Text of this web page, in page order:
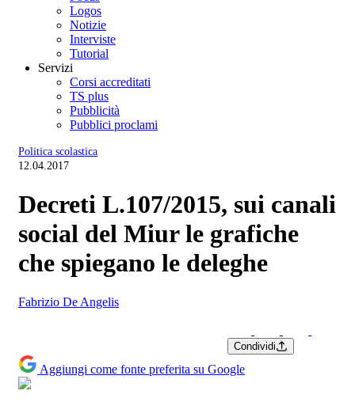
Logos
Notizie
Interviste
Tutorial
Servizi
Corsi accreditati
TS plus
Pubblicità
Pubblici proclami
Politica scolastica
12.04.2017
Decreti L.107/2015, sui canali
social del Miur le grafiche
che spiegano le deleghe
Fabrizio De Angelis
Condividi
Aggiungi come fonte preferita su Google